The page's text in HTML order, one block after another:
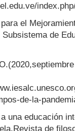
el
de
de-la-
una educación
de